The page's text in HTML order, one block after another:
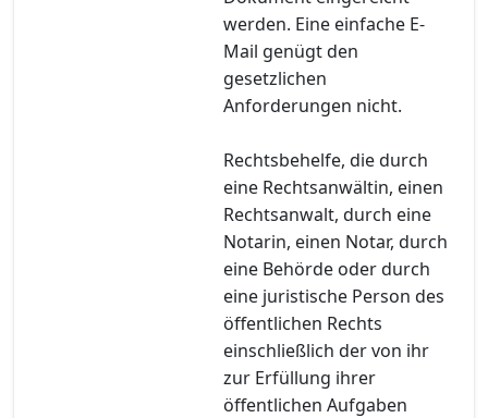
werden. Eine einfache E-
Mail genügt den
gesetzlichen
Anforderungen nicht.
Rechtsbehelfe, die durch
eine Rechtsanwältin, einen
Rechtsanwalt, durch eine
Notarin, einen Notar, durch
eine Behörde oder durch
eine juristische Person des
öffentlichen Rechts
einschließlich der von ihr
zur Erfüllung ihrer
öffentlichen Aufgaben